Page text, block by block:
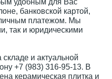
удобным для Вас
банковской картой,
платежом. Мы
так и юридическими
и актуальной
+7 (983) 316-95-13. В
керамическая плитка и